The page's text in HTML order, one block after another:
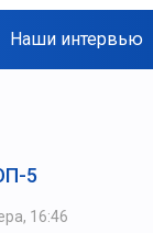
Наши интервью
5
16:46